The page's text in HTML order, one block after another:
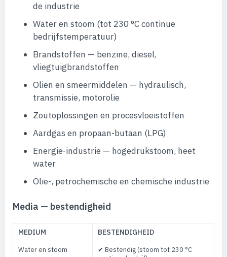
de industrie
Water en stoom (tot 230 °C continue
bedrijfstemperatuur)
Brandstoffen — benzine, diesel,
vliegtuigbrandstoffen
Oliën en smeermiddelen — hydraulisch,
transmissie, motorolie
Zoutoplossingen en procesvloeistoffen
Aardgas en propaan-butaan (LPG)
Energie-industrie — hogedrukstoom, heet
water
Olie-, petrochemische en chemische industrie
Media — bestendigheid
MEDIUM BESTENDIGHEID
Water en stoom
✔ Bestendig (stoom tot 230 °C